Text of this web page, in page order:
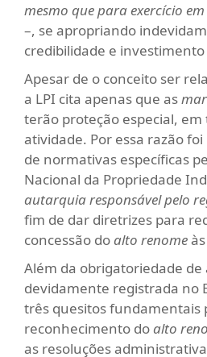
mesmo que para exercício
–, se apropriando
credibilidade e
Apesar de o conceito ser
a LPI cita apenas que as
terão proteção especial, em
atividade. Por essa razão
de normativas específicas
Nacional da Propriedade
autarquia responsável pelo
fim de dar diretrizes para
concessão doalto renome
Além da obrigatoriedade de
devidamente registrada no
três quesitos fundamentais
reconhecimento doalto
as resoluções